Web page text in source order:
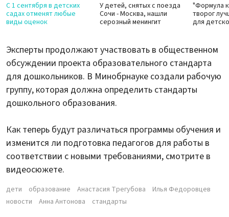
С 1 сентября в детских
садах отменят любые
виды оценок
У детей, снятых с поезда
Сочи - Москва, нашли
серозный менингит
"Формула
творог
для
Эксперты продолжают участвовать в общественном
обсуждении проекта образовательного стандарта
для дошкольников. В Минобрнауке создали рабочую
группу, которая должна определить стандарты
дошкольного образования.
Как теперь будут различаться программы обучения и
изменится ли подготовка педагогов для работы в
соответствии с новыми требованиями, смотрите в
видеосюжете.
дети образование Анастасия Трегубова
Илья Федоровцев
новости
Анна Антонова стандарты